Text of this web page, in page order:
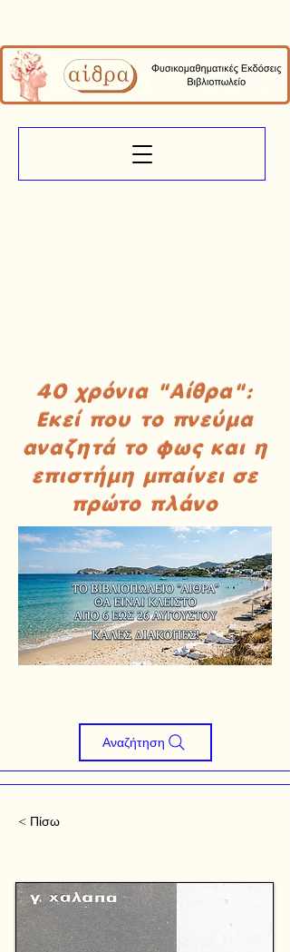
40 χρόνια "Αίθρα":
Εκεί που το πνεύμα
αναζητά το φως και η
επιστήμη μπαίνει σε
πρώτο πλάνο
Αναζήτηση
< Πίσω